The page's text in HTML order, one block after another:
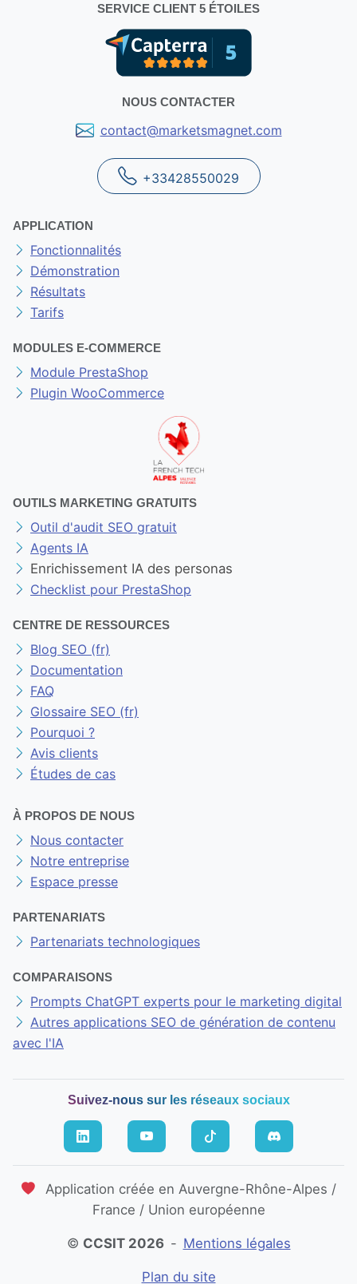
SERVICE CLIENT 5 ÉTOILES
NOUS CONTACTER
contact@marketsmagnet.com
+33428550029
APPLICATION
Fonctionnalités
Démonstration
Résultats
Tarifs
MODULES E-COMMERCE
Module PrestaShop
Plugin WooCommerce
OUTILS MARKETING GRATUITS
Outil d'audit SEO gratuit
Agents IA
Enrichissement IA des personas
Checklist pour PrestaShop
CENTRE DE RESSOURCES
Blog SEO (fr)
Documentation
FAQ
Glossaire SEO (fr)
Pourquoi ?
Avis clients
Études de cas
À PROPOS DE NOUS
Nous contacter
Notre entreprise
Espace presse
PARTENARIATS
Partenariats technologiques
COMPARAISONS
Prompts ChatGPT experts pour le marketing digital
Autres applications SEO de génération de contenu
avec l'IA
Suivez-nous sur les réseaux sociaux
Application créée en Auvergne-Rhône-Alpes /
France / Union européenne
© CCSIT 2026 - Mentions légales
Plan du site